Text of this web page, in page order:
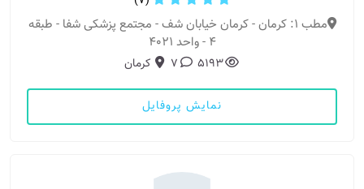
مطب 1: کرمان - کرمان خیابان شف - مجتمع پزشکی شفا - طبقه
۴ - واحد ۴۰۲۱
5193
7 کرمان
نمایش پروفایل